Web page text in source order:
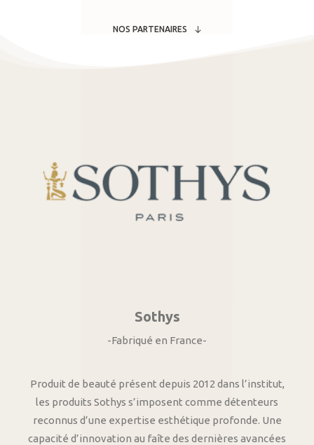
NOS PARTENAIRES
Sothys
-Fabriqué en France-
Produit de beauté présent depuis 2012 dans l’institut,
les produits Sothys s’imposent comme détenteurs
reconnus d’une expertise esthétique profonde. Une
capacité d’innovation au faîte des dernières avancées